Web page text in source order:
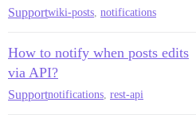
Supportwiki-posts, notifications
How to notify when posts edits
via API?
Supportnotifications, rest-api